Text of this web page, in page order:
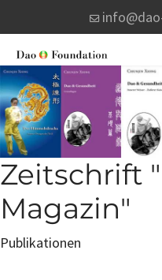
Zeitschrift
Magazin"
Publikationen